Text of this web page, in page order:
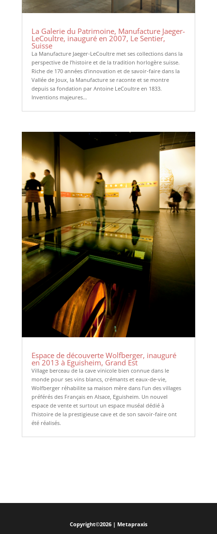
La Galerie du Patrimoine, Manufacture Jaeger-
LeCoultre, inauguré en 2007, Le Sentier,
Suisse
La Manufacture Jaeger-LeCoultre met ses collections dans la
perspective de l’histoire et de la tradition horlogère suisse.
Riche de 170 années d’innovation et de savoir-faire dans la
Vallée de Joux, la Manufacture se raconte et se montre
depuis sa fondation par Antoine LeCoultre en 1833.
Inventions majeures…
Espace de découverte Wolfberger, inauguré
en 2013 à Eguisheim, Grand Est
Village berceau de la cave vinicole bien connue dans le
monde pour ses vins blancs, crémants et eaux-de-vie,
Wolfberger réhabilite sa maison mère dans l’un des villages
préférés des Français en Alsace, Eguisheim. Un nouvel
espace de vente et surtout un espace muséal dédié à
l’histoire de la prestigieuse cave et de son savoir-faire ont
été réalisés.
Copyright©2026 | Metapraxis